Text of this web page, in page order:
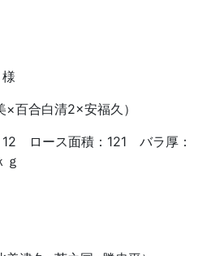
百合白清2×安福久）
ロース面積：121 バラ厚：